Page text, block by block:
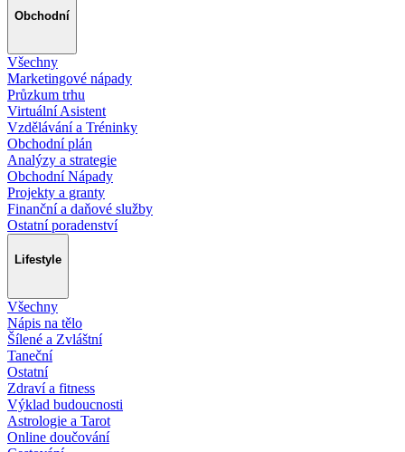
Obchodní
Všechny
Marketingové nápady
Průzkum trhu
Virtuální Asistent
Vzdělávání a Tréninky
Obchodní plán
Analýzy a strategie
Obchodní Nápady
Projekty a granty
Finanční a daňové služby
Ostatní poradenství
Lifestyle
Všechny
Nápis na tělo
Šílené a Zvláštní
Taneční
Ostatní
Zdraví a fitness
Výklad budoucnosti
Astrologie a Tarot
Online doučování